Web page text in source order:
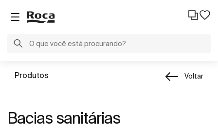
Produtos Voltar
Bacias sanitárias